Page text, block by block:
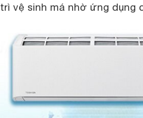
trì vệ sinh má nhờ ứng dụng